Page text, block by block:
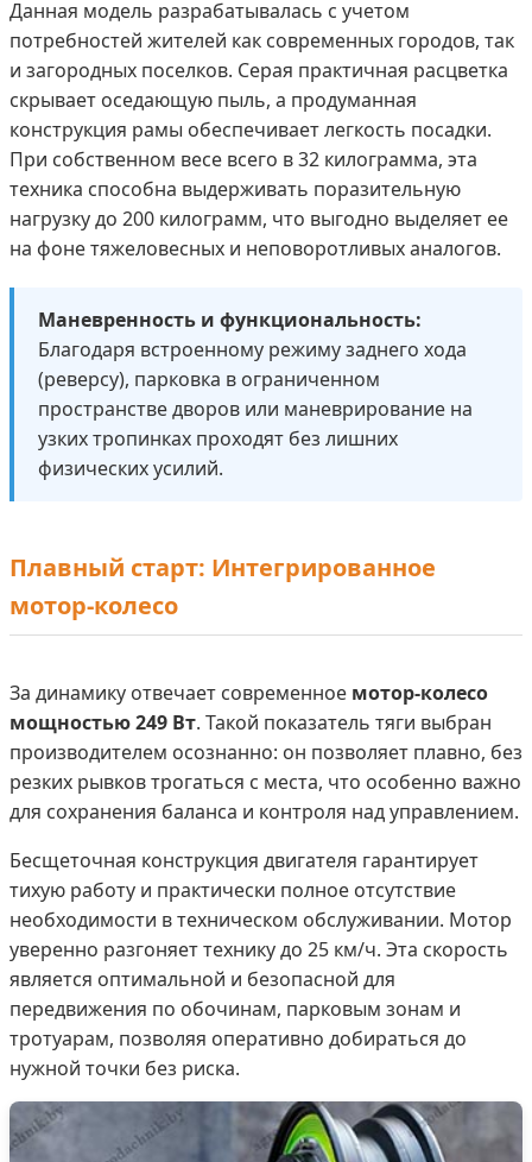
Данная модель разрабатывалась с учетом
потребностей жителей как современных городов, так
и загородных поселков. Серая практичная расцветка
скрывает оседающую пыль, а продуманная
конструкция рамы обеспечивает легкость посадки.
При собственном весе всего в 32 килограмма, эта
техника способна выдерживать поразительную
нагрузку до 200 килограмм, что выгодно выделяет ее
на фоне тяжеловесных и неповоротливых аналогов.
Маневренность и функциональность:
Благодаря встроенному режиму заднего хода
(реверсу), парковка в ограниченном
пространстве дворов или маневрирование на
узких тропинках проходят без лишних
физических усилий.
Плавный старт: Интегрированное
мотор-колесо
За динамику отвечает современное мотор-колесо
мощностью 249 Вт. Такой показатель тяги выбран
производителем осознанно: он позволяет плавно, без
резких рывков трогаться с места, что особенно важно
для сохранения баланса и контроля над управлением.
Бесщеточная конструкция двигателя гарантирует
тихую работу и практически полное отсутствие
необходимости в техническом обслуживании. Мотор
уверенно разгоняет технику до 25 км/ч. Эта скорость
является оптимальной и безопасной для
передвижения по обочинам, парковым зонам и
тротуарам, позволяя оперативно добираться до
нужной точки без риска.